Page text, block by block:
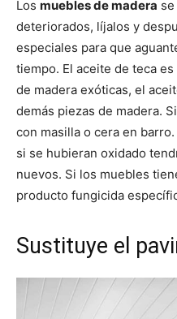
Los muebles de madera
deteriorados, líjalos y
especiales para que
tiempo. El aceite de teca
de madera exóticas, el
demás piezas de madera.
con masilla o cera en
si se hubieran oxidado
nuevos. Si los muebles
producto fungicida
Sustituye el